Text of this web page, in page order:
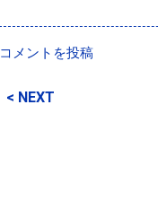
メ
コメントを投稿
< NEXT